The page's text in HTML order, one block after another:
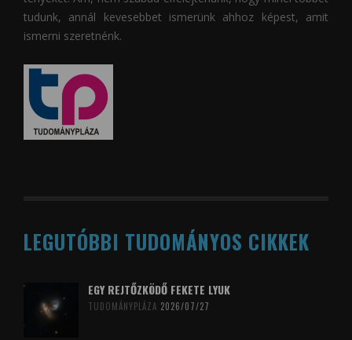
tudunk, annál kevesebbet ismerünk ahhoz képest, amit
ismerni szeretnénk.
LEGUTÓBBI TUDOMÁNYOS CIKKEK
EGY REJTŐZKÖDŐ FEKETE LYUK
TUDOMÁNYPLÁZA 2026/07/27